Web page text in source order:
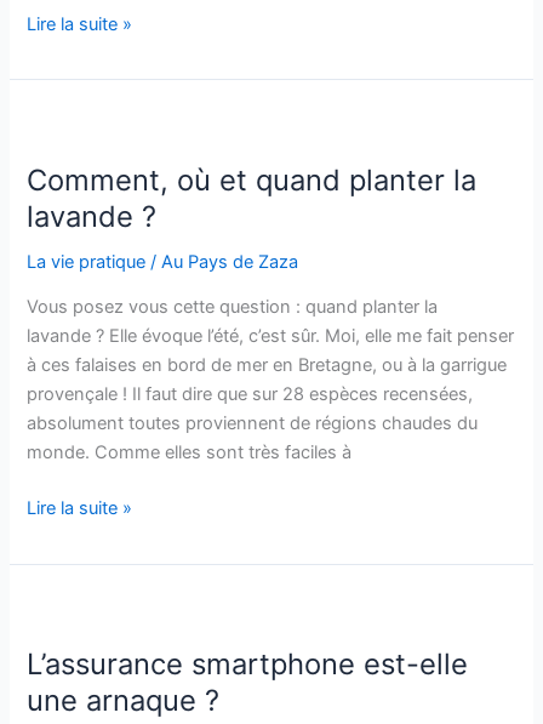
Comment
son
?
Lire la suite »
Comment, où et quand planter la
lavande ?
La vie pratique /Au Pays de Zaza
Vous posez vous cette question : quand planter la
lavande ? Elle évoque l’été, c’est sûr. Moi, elle me fait penser
à ces falaises en bord de mer en Bretagne, ou à la garrigue
provençale ! Il faut dire que sur 28 espèces recensées,
absolument toutes proviennent de régions chaudes du
monde. Comme elles sont très faciles à
Comment,
et
la
lavande
?
Lire la suite »
L’assurance smartphone est-elle
une arnaque ?